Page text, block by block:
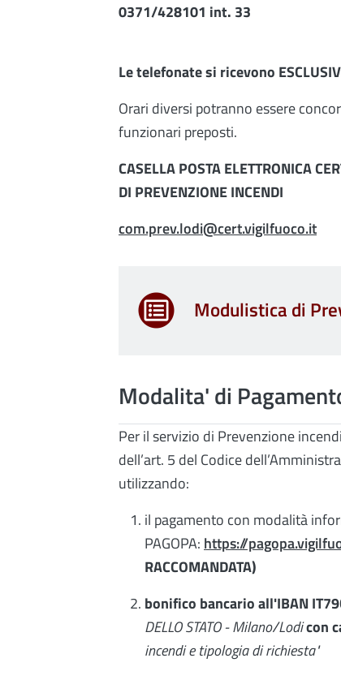
0371/428101 int. 33
Le telefonate si ricevono
Orari diversi potranno essere
funzionari preposti.
CASELLA POSTA ELETTRONICA
DI PREVENZIONE INCENDI
com.prev.lodi@cert.vigilfuoco.it
Modulistica di
Modalita' di
Per il servizio di Prevenzione
dell’art. 5 del Codice
utilizzando:
il pagamento con modalità
PAGOPA: https://
RACCOMANDATA)
bonifico bancario all'IBAN
DELLO STATO - Milano/Lodicon
incendi e tipologia di richiesta"